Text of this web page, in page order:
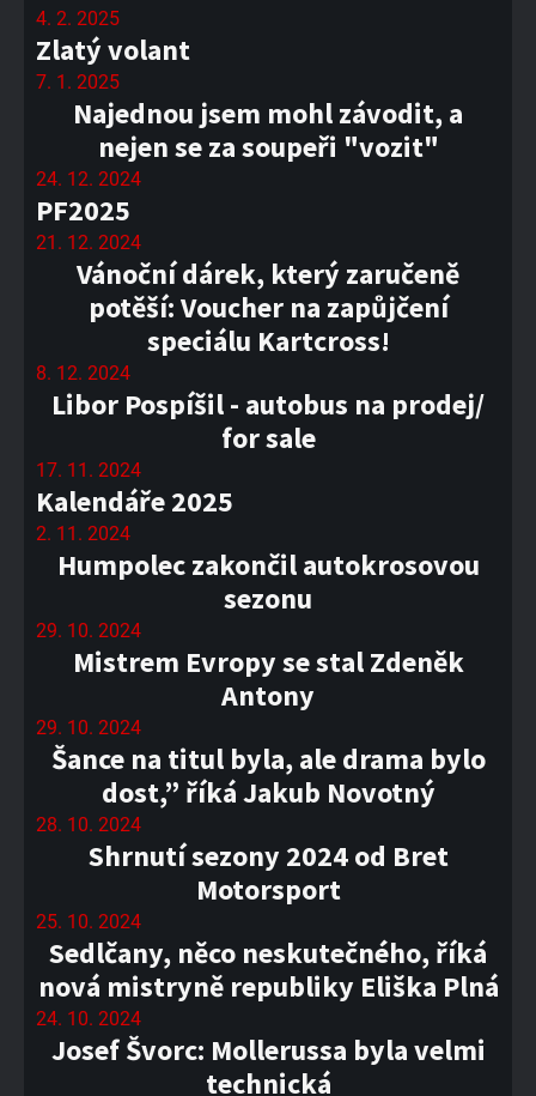
4. 2. 2025
Zlatý volant
7. 1. 2025
Najednou jsem mohl závodit, a
nejen se za soupeři "vozit"
24. 12. 2024
PF2025
21. 12. 2024
Vánoční dárek, který zaručeně
potěší: Voucher na zapůjčení
speciálu Kartcross!
8. 12. 2024
Libor Pospíšil - autobus na prodej/
for sale
17. 11. 2024
Kalendáře 2025
2. 11. 2024
Humpolec zakončil autokrosovou
sezonu
29. 10. 2024
Mistrem Evropy se stal Zdeněk
Antony
29. 10. 2024
Šance na titul byla, ale drama bylo
dost,” říká Jakub Novotný
28. 10. 2024
Shrnutí sezony 2024 od Bret
Motorsport
25. 10. 2024
Sedlčany, něco neskutečného, říká
nová mistryně republiky Eliška Plná
24. 10. 2024
Josef Švorc: Mollerussa byla velmi
technická